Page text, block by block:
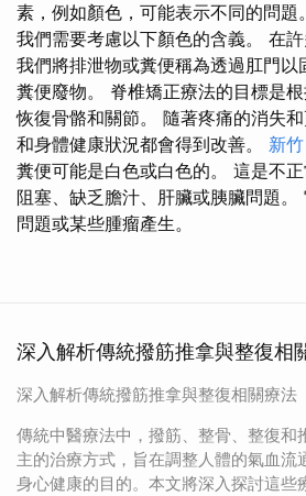
素，例如顏色，可能表示不同的問題
我們需要考慮以下顏色的含義。 在許
我們將排泄物或糞便稱為透過肛門以
糞便廢物。 脊椎矯正療法的目標是
恢復骨骼和關節。 隨著疼痛的消失
和身體健康狀況都會得到改善。 新
糞便可能是白色或白色的。 這是不
阻塞、缺乏膽汁、肝臟或胰臟問題。
問題或某些腫瘤產生。
深入解析傳統撥筋推拿與整復相
深入解析傳統撥筋推拿與整復相關療法
傳統中醫療法中，撥筋、整骨、整復和
主的治療方式，旨在調整人體的氣血流
身心健康的目的。本文將深入探討這些